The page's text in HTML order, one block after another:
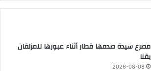
مصرع سيدة صدمها قطار أثناء عبورها للمزلقان
بقنا
2026-08-08